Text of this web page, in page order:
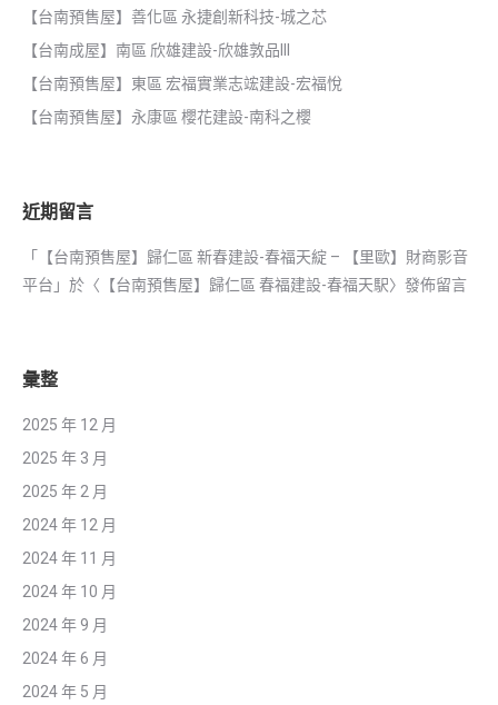
【台南預售屋】善化區 永捷創新科技-城之芯
【台南成屋】南區 欣雄建設-欣雄敦品III
【台南預售屋】東區 宏福實業志竤建設-宏福悅
【台南預售屋】永康區 櫻花建設-南科之櫻
近期留言
「
【台南預售屋】歸仁區 新春建設-春福天綻 – 【里歐】財商影音
平台 」於〈 【台南預售屋】歸仁區 春福建設-春福天駅〉發佈留言
彙整
2025 年 12 月
2025 年 3 月
2025 年 2 月
2024 年 12 月
2024 年 11 月
2024 年 10 月
2024 年 9 月
2024 年 6 月
2024 年 5 月